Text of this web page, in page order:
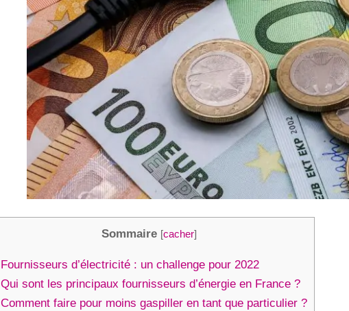
Sommaire [cacher]
Fournisseurs d’électricité : un challenge pour 2022
Qui sont les principaux fournisseurs d’énergie en France ?
Comment faire pour moins gaspiller en tant que particulier ?